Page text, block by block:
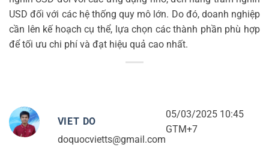
USD đối với các hệ thống quy mô lớn. Do đó, doanh nghiệp
cần lên kế hoạch cụ thể, lựa chọn các thành phần phù hợp
để tối ưu chi phí và đạt hiệu quả cao nhất.
VIET DO
doquocvietts@gmail.com
05/03/2025 10:45
GTM+7